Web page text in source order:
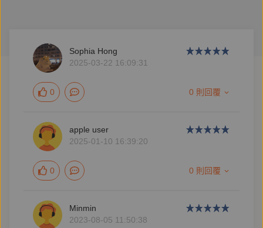
Sophia Hong
2025-03-22 16:09:31
0 0 則回覆
apple user
2025-01-10 16:39:20
0 0 則回覆
Minmin
2023-08-05 11:50:38